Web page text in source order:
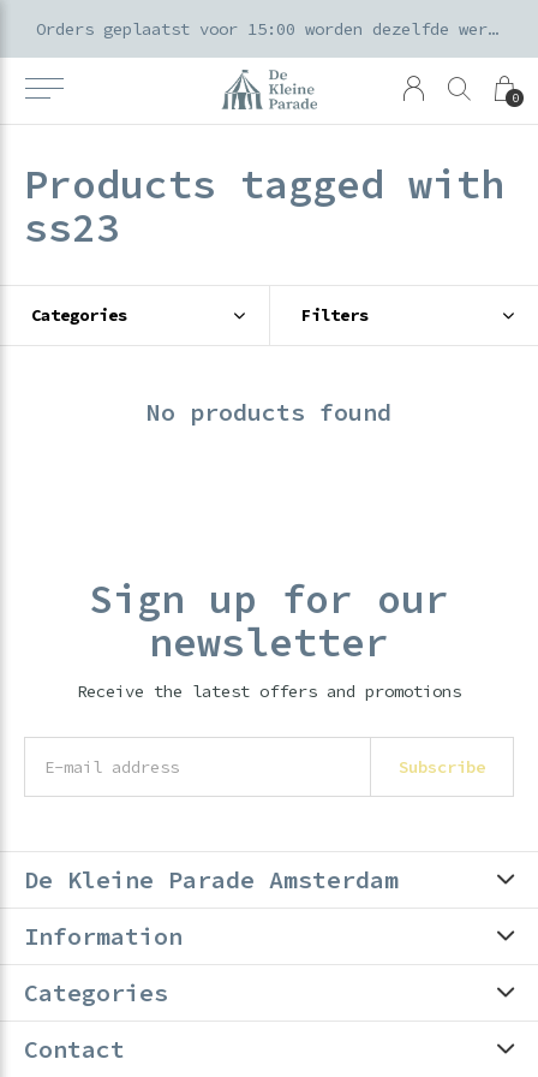
0
Orders geplaatst voor 15:00 worden dezelfde werkdag verzonden
Products tagged with
ss23
Categories Filters
No products found
Sign up for our
newsletter
Receive the latest offers and promotions
Subscribe
De Kleine Parade Amsterdam
Information
Categories
Contact